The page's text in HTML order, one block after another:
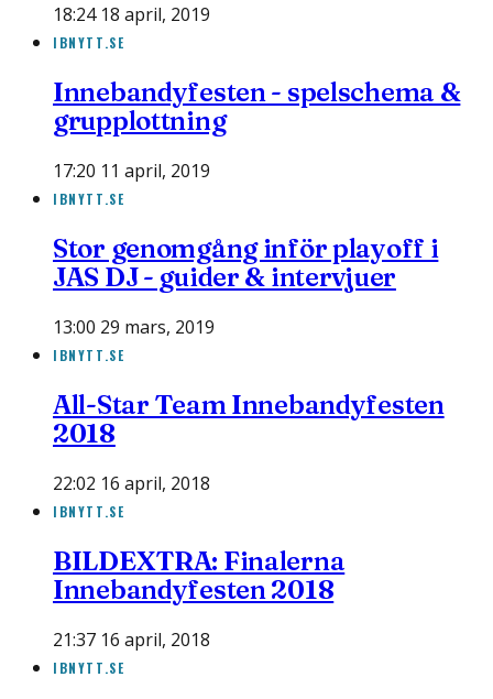
18:24 18 april, 2019
IBNYTT.SE
Innebandyfesten - spelschema &
grupplottning
17:20 11 april, 2019
IBNYTT.SE
Stor genomgång inför playoff i
JAS DJ - guider & intervjuer
13:00 29 mars, 2019
IBNYTT.SE
All-Star Team Innebandyfesten
2018
22:02 16 april, 2018
IBNYTT.SE
BILDEXTRA: Finalerna
Innebandyfesten 2018
21:37 16 april, 2018
IBNYTT.SE